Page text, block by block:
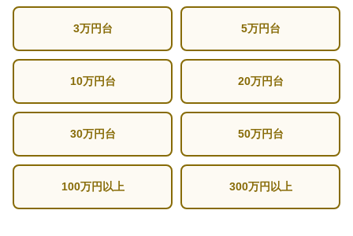
3万円台 5万円台
10万円台 20万円台
30万円台 50万円台
100万円以上 300万円以上